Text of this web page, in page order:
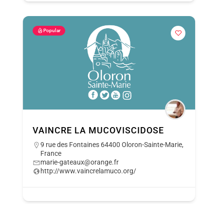
Popular
VAINCRE LA MUCOVISCIDOSE
9 rue des Fontaines 64400 Oloron-Sainte-Marie,
France
marie-gateaux@orange.fr
http://www.vaincrelamuco.org/